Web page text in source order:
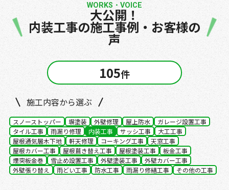
大公開！
内装工事の施工事例・お客様の
声
WORKS・VOICE
105件
施工内容から選ぶ
スノーストッパー 塀塗装 外壁修理 屋上防水
ガレージ設置工事
タイル工事
雨漏り修理 内装工事 サッシ工事
大工工事
屋根通気層木下地
軒天修理 コーキング工事
天窓工事
屋根カバー工事
屋根葺き替え工事 屋根塗装工事
板金工事
煙突板金巻
雪止め設置工事 外壁塗装工事
外壁カバー工事
外壁張り替え
雨どい工事 防水工事 雨漏り修繕工事 その他の工事